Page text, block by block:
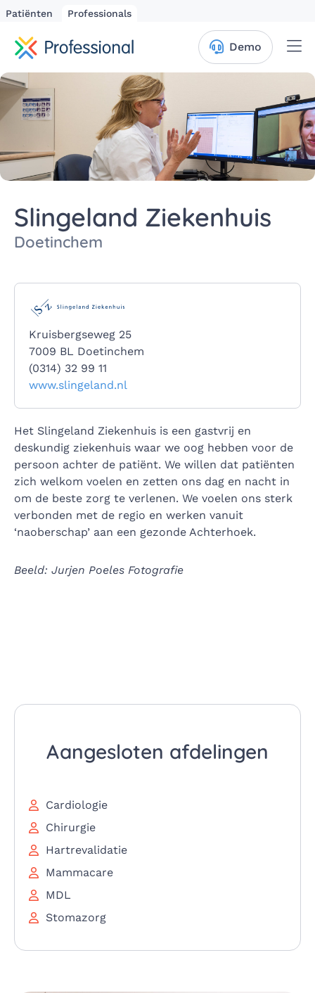
Patiënten Professionals
Demo
Slingeland Ziekenhuis
Doetinchem
Het Slingeland Ziekenhuis is een gastvrij en
deskundig ziekenhuis waar we oog hebben voor de
persoon achter de patiënt. We willen dat patiënten
zich welkom voelen en zetten ons dag en nacht in
om de beste zorg te verlenen. We voelen ons sterk
verbonden met de regio en werken vanuit
‘naoberschap’ aan een gezonde Achterhoek.
Beeld: Jurjen Poeles Fotografie
Kruisbergseweg 25
7009 BL Doetinchem
(0314) 32 99 11
www.slingeland.nl
Aangesloten afdelingen
Cardiologie
Chirurgie
Hartrevalidatie
Mammacare
MDL
Stomazorg